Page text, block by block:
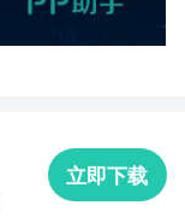
立即下载